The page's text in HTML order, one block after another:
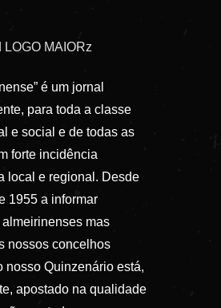
é um jornal
para toda a classe
e social e de todas as
forte incidência
local e regional. Desde
1955 a informar
mas
nossos concelhos
nosso Quinzenário está,
apostado na qualidade